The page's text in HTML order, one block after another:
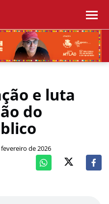
e luta
do
fevereiro de 2026